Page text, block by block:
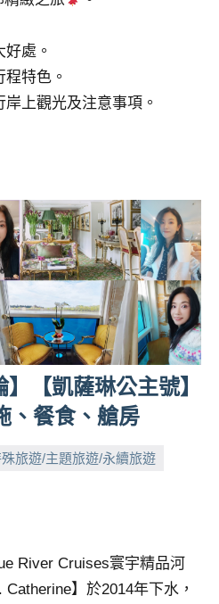
處。
特色。
上觀光及注意事項。
【凱薩琳公主號】
、餐食、艙房
旅遊/主題旅遊/永續旅遊
River Cruises寰宇精品河
】於2014年下水，